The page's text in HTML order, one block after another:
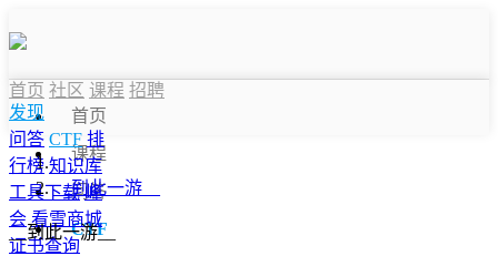
首页
课程
问答
CTF
首页 社区 课程 招聘
发现
问答 CTF 排
行榜 知识库
工具下载 峰
会 看雪商城
证书查询
__到此一游__
__到此一游__